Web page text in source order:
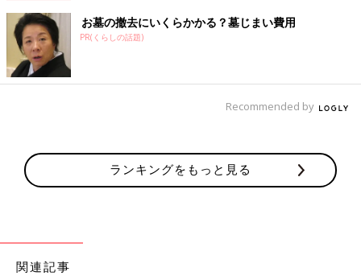
お墓の撤去にいくらかかる？墓じまい費用
PR(くらしの話題)
Recommended by
ランキングをもっと見る
関連記事